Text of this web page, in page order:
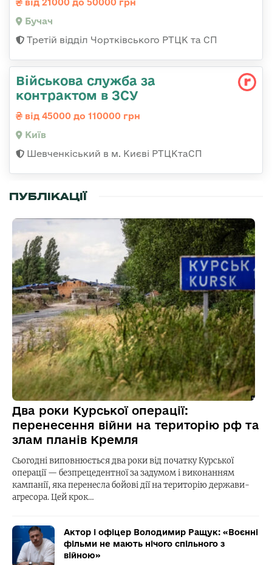
від 21000 до 50000 грн
Бучач
Третій відділ Чортківського РТЦК та СП
Військова служба за
контрактом в ЗСУ
від 45000 до 110000 грн
Київ
Шевченкіський в м. Києві РТЦКтаСП
ПУБЛІКАЦІЇ
Два роки Курської операції:
перенесення війни на територію рф та
злам планів Кремля
Сьогодні виповнюється два роки від початку Курської
операції — безпрецедентної за задумом і виконанням
кампанії, яка перенесла бойові дії на територію держави-
агресора. Цей крок…
Актор і офіцер Володимир Ращук: «Воєнні
фільми не мають нічого спільного з
війною»